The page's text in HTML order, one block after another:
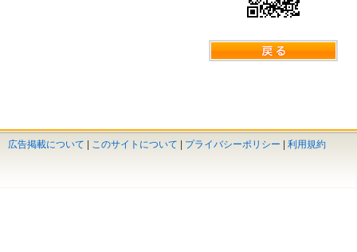
広告掲載について このサイトについて プライバシーポリシー 利用規約